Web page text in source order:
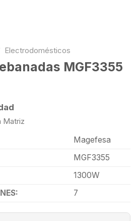
Electrodomésticos
MGF3355
Matriz
Magefesa
MGF3355
1300W
7